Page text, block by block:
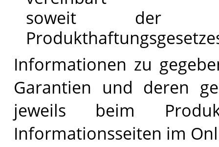
soweit der
Informationen zu
Garantien und deren
jeweils beim
Informationsseiten im